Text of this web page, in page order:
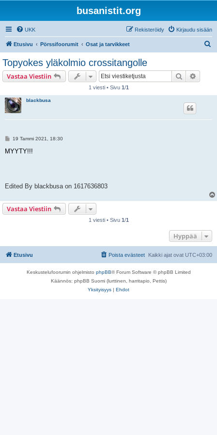
busanistit.org
UKK Kirjaudu sisään
Rekisteröidy
Etusivu Pörssifoorumit Osat ja tarvikkeet
Topyokes yläkolmio crossitangolle
Vastaa Viestiin Etsi
1 viesti • Sivu 1/1
blackbusa
V
e
19 Tammi 2021, 18:30
MYYTY!!!
Edited By blackbusa on 1617636803
Vastaa Viestiin
1 viesti • Sivu 1/1
Hyppää
Etusivu Kaikki ajat ovat UTC+03:00
Poista evästeet
Keskustelufoorumin ohjelmisto phpBB® Forum Software © phpBB Limited
Käännös: phpBB Suomi (lurttinen, harritapio, Pettis)
Yksityisyys | Ehdot